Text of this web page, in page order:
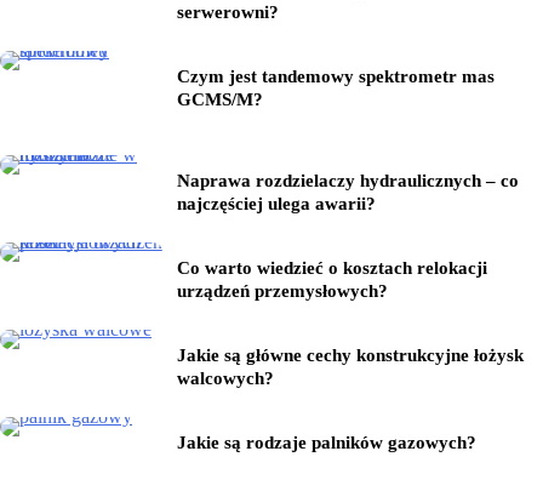
serwerowni?
Czym jest tandemowy spektrometr mas
GCMS/M?
Naprawa rozdzielaczy hydraulicznych – co
najczęściej ulega awarii?
Co warto wiedzieć o kosztach relokacji
urządzeń przemysłowych?
Jakie są główne cechy konstrukcyjne łożysk
walcowych?
Jakie są rodzaje palników gazowych?